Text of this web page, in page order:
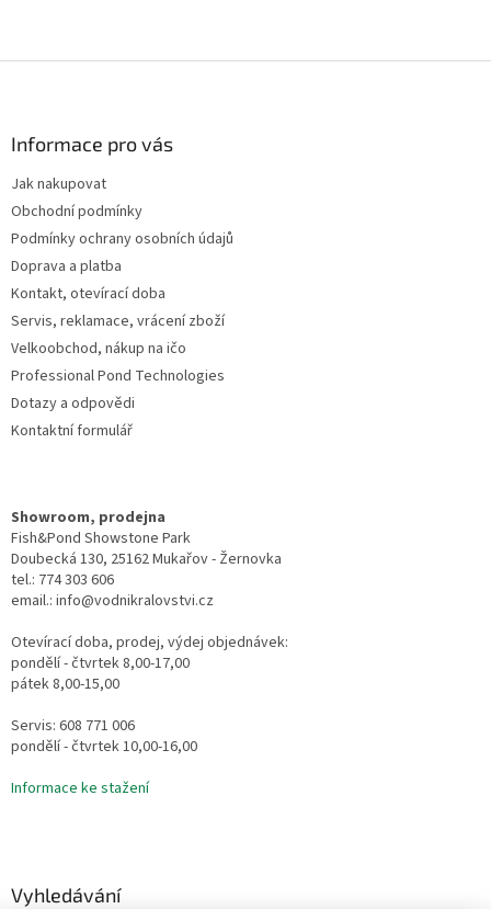
Informace pro vás
Jak nakupovat
Obchodní podmínky
Podmínky ochrany osobních údajů
Doprava a platba
Kontakt, otevírací doba
Servis, reklamace, vrácení zboží
Velkoobchod, nákup na ičo
Professional Pond Technologies
Dotazy a odpovědi
Kontaktní formulář
Showroom, prodejna
Fish&Pond Showstone Park
Doubecká 130, 25162 Mukařov - Žernovka
tel.: 774 303 606
email.: info@vodnikralovstvi.cz
Otevírací doba, prodej, výdej objednávek:
pondělí - čtvrtek 8,00-17,00
pátek 8,00-15,00
Servis: 608 771 006
pondělí - čtvrtek 10,00-16,00
Informace ke stažení
Vyhledávání